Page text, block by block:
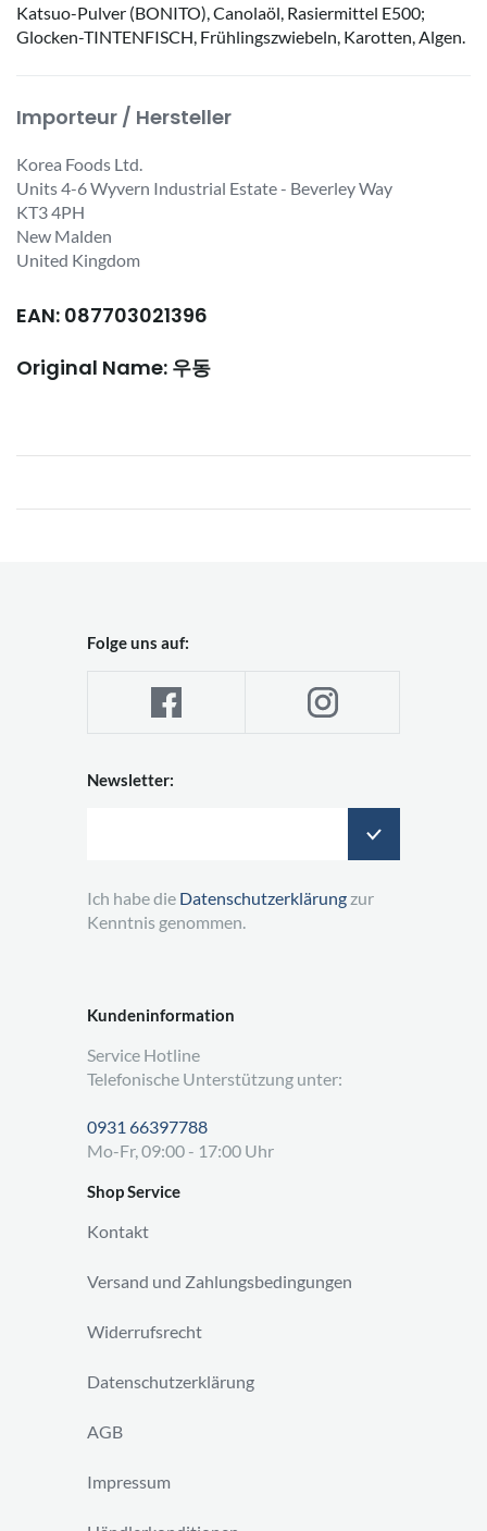
Katsuo-Pulver (BONITO), Canolaöl, Rasiermittel E500;
Glocken-TINTENFISCH, Frühlingszwiebeln, Karotten, Algen.
Importeur / Hersteller
Korea Foods Ltd.
Units 4-6 Wyvern Industrial Estate - Beverley Way
KT3 4PH
New Malden
United Kingdom
EAN: 087703021396
Original Name: 우동
Kundeninformation
Service Hotline
Telefonische Unterstützung unter:
0931 66397788
Mo-Fr, 09:00 - 17:00 Uhr
Shop Service
Kontakt
Versand und Zahlungsbedingungen
Widerrufsrecht
Datenschutzerklärung
AGB
Impressum
Folge uns auf:
Newsletter:
Ich habe die Datenschutzerklärung zur
Kenntnis genommen.